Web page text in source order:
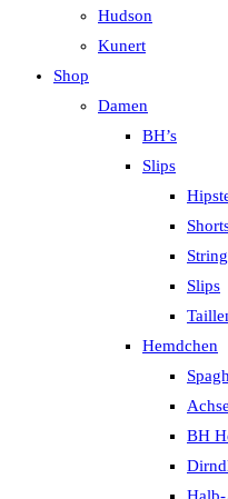
Hudson
Kunert
Shop
Damen
BH’s
Slips
String
Slips
Hemdchen
BH